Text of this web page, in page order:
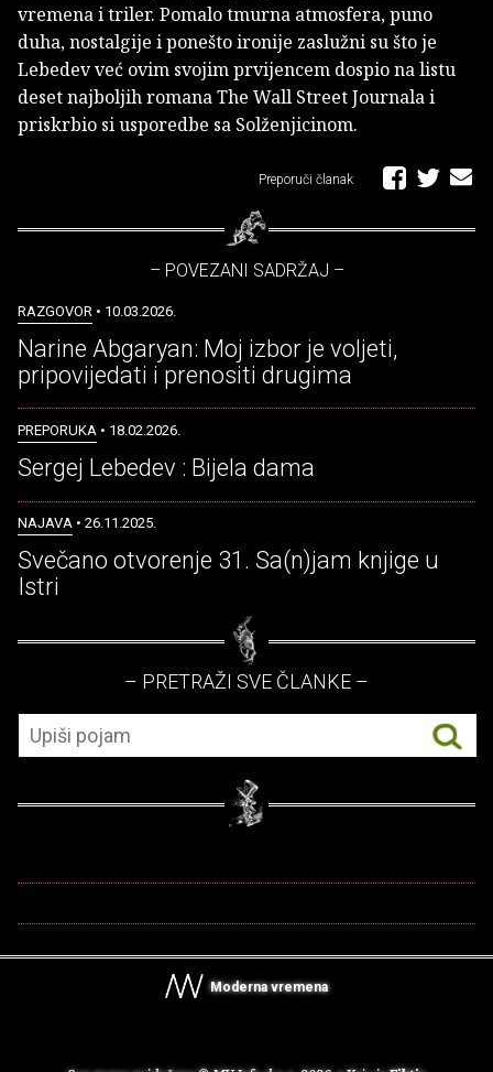
vremena i triler. Pomalo tmurna atmosfera, puno
duha, nostalgije i ponešto ironije zaslužni su što je
Lebedev već ovim svojim prvijencem dospio na listu
deset najboljih romana The Wall Street Journala i
priskrbio si usporedbe sa Solženjicinom.
Preporuči članak
– POVEZANI SADRŽAJ –
RAZGOVOR • 10.03.2026.
Narine Abgaryan: Moj izbor je voljeti,
pripovijedati i prenositi drugima
PREPORUKA • 18.02.2026.
Sergej Lebedev : Bijela dama
NAJAVA • 26.11.2025.
Svečano otvorenje 31. Sa(n)jam knjige u
Istri
– PRETRAŽI SVE ČLANKE –
Moderna vremena